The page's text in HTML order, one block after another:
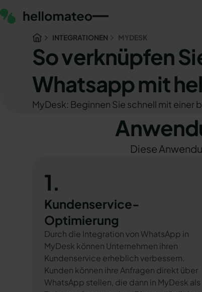
INTEGRATIONEN MYDESK
So verknüpfen
Whatsapp mit
MyDesk: Beginnen Sie schnell mit einer
Diese
1.
Kundenservice-
Optimierung
Durch die Integration von WhatsApp in
MyDesk können Unternehmen ihren
Kundenservice erheblich verbessern.
Kunden können ihre Anfragen direkt über
WhatsApp stellen, die dann in MyDesk als